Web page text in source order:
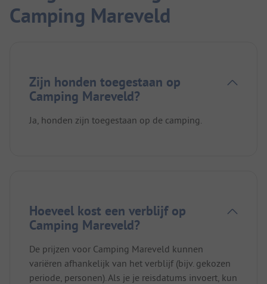
Camping Mareveld
Zijn honden toegestaan op
Camping Mareveld?
Ja, honden zijn toegestaan op de camping.
Hoeveel kost een verblijf op
Camping Mareveld?
De prijzen voor Camping Mareveld kunnen
variëren afhankelijk van het verblijf (bijv. gekozen
periode, personen). Als je je reisdatums invoert, kun